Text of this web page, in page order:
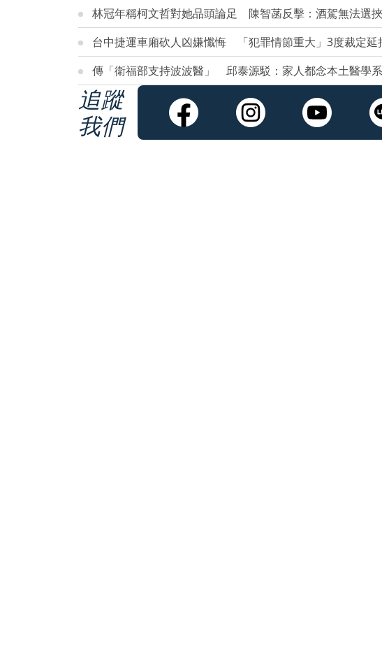
林冠年稱柯文哲對她品頭論足 陳智菡反擊：酒駕無法選
台中捷運車廂砍人凶嫌懺悔 「犯罪情節重大」3度裁定延
傳「衛福部支持波波醫」 邱泰源駁：家人都念本土醫學系
追蹤
我們